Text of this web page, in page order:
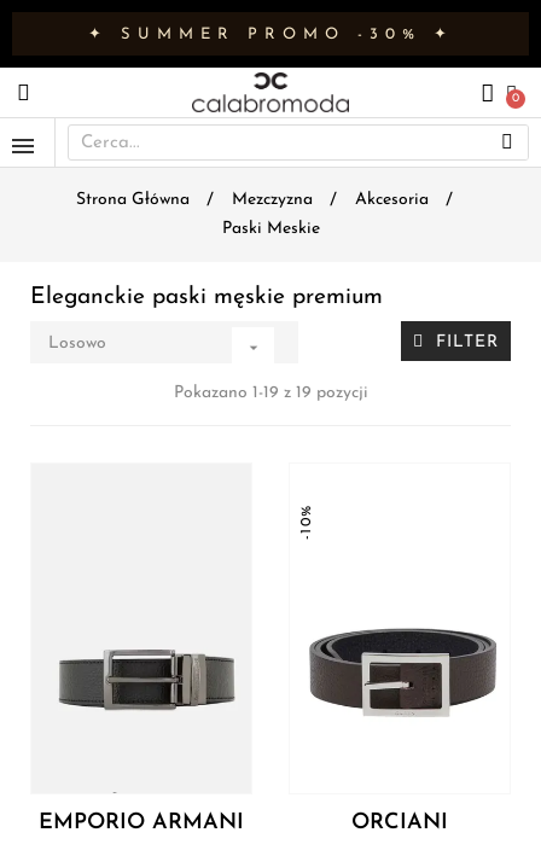
✦ SUMMER PROMO -30% ✦
Strona Główna Mezczyzna
Akcesoria
Paski Meskie
Eleganckie paski męskie premium
Losowo  FILTER
Pokazano 1-19 z 19 pozycji
EMPORIO ARMANI
-10%
ORCIANI